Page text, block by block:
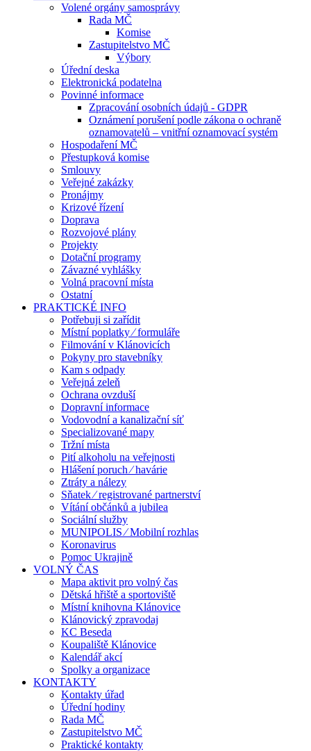
Volené orgány samosprávy
Rada MČ
Komise
Zastupitelstvo MČ
Výbory
Úřední deska
Elektronická podatelna
Povinné informace
Zpracování osobních údajů - GDPR
Oznámení porušení podle zákona o ochraně
oznamovatelů – vnitřní oznamovací systém
Hospodaření MČ
Přestupková komise
Smlouvy
Veřejné zakázky
Pronájmy
Krizové řízení
Doprava
Rozvojové plány
Projekty
Dotační programy
Závazné vyhlášky
Volná pracovní místa
Ostatní
PRAKTICKÉ INFO
Potřebuji si zařídit
Místní poplatky ⁄ formuláře
Filmování v Klánovicích
Pokyny pro stavebníky
Kam s odpady
Veřejná zeleň
Ochrana ovzduší
Dopravní informace
Vodovodní a kanalizační síť
Specializované mapy
Tržní místa
Pití alkoholu na veřejnosti
Hlášení poruch ⁄ havárie
Ztráty a nálezy
Sňatek ⁄ registrované partnerství
Vítání občánků a jubilea
Sociální služby
MUNIPOLIS ⁄ Mobilní rozhlas
Koronavirus
Pomoc Ukrajině
VOLNÝ ČAS
Mapa aktivit pro volný čas
Dětská hřiště a sportoviště
Místní knihovna Klánovice
Klánovický zpravodaj
KC Beseda
Koupaliště Klánovice
Kalendář akcí
Spolky a organizace
KONTAKTY
Kontakty úřad
Úřední hodiny
Rada MČ
Zastupitelstvo MČ
Praktické kontakty